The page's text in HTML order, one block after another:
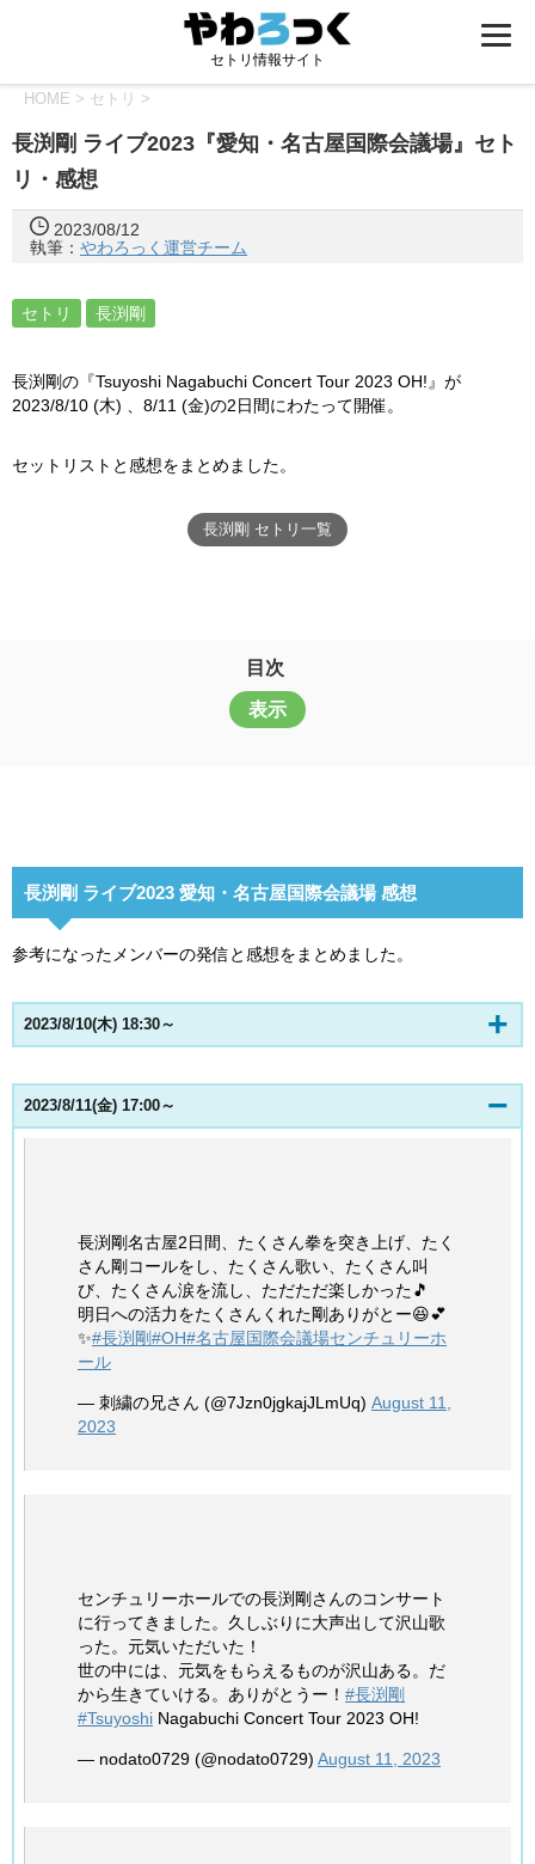
セトリ情報サイト
HOME > セトリ >
長渕剛 ライブ2023『愛知・名古屋国際会議場』セト
リ・感想
2023/08/12
執筆： やわろっく運営チーム
セトリ 長渕剛
長渕剛の『Tsuyoshi Nagabuchi Concert Tour 2023 OH!』が
2023/8/10 (木) 、8/11 (金)の2日間にわたって開催。
セットリストと感想をまとめました。
長渕剛 セトリ一覧
目次
表示
長渕剛 ライブ2023 愛知・名古屋国際会議場 感想
参考になったメンバーの発信と感想をまとめました。
2023/8/10(木) 18:30～
2023/8/11(金) 17:00～
長渕剛名古屋2日間、たくさん拳を突き上げ、たく
さん剛コールをし、たくさん歌い、たくさん叫
び、たくさん涙を流し、ただただ楽しかった🎵
明日への活力をたくさんくれた剛ありがとー😆💕
✨#長渕剛#OH#名古屋国際会議場センチュリーホ
ール
— 刺繍の兄さん (@7Jzn0jgkajJLmUq) August 11,
2023
センチュリーホールでの長渕剛さんのコンサート
に行ってきました。久しぶりに大声出して沢山歌
った。元気いただいた！
世の中には、元気をもらえるものが沢山ある。だ
から生きていける。ありがとうー！ #長渕剛
#Tsuyoshi Nagabuchi Concert Tour 2023 OH!
— nodato0729 (@nodato0729) August 11, 2023